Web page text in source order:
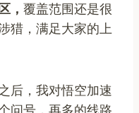
， 覆盖范围还是很
猎，满足大家的上
后，我对悟空加速
问号，再多的线路